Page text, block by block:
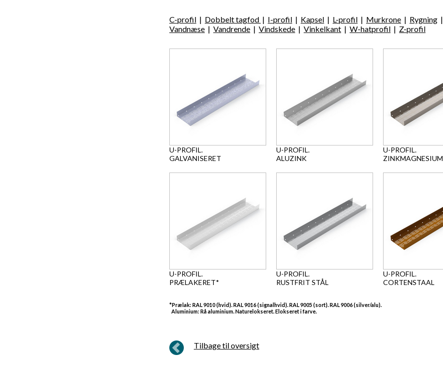
C-profil | Dobbelt tagfod | I-profil | Kapsel | L-profil | Murkrone | Rygning |
Vandnæse | Vandrende | Vindskede | Vinkelkant | W-hatprofil | Z-profil
U-PROFIL.
GALVANISERET
U-PROFIL.
ALUZINK
U-PROFIL.
ZINKMAGNESIUM
U-PROFIL.
PRÆLAKERET*
U-PROFIL.
RUSTFRIT STÅL
U-PROFIL.
CORTENSTAAL
*Prælak: RAL 9010 (hvid). RAL 9016 (signalhvid). RAL 9005 (sort). RAL 9006 (silver/alu).
Aluminium: Rå aluminium. Naturelokseret. Elokseret i farve.
Tilbage til oversigt